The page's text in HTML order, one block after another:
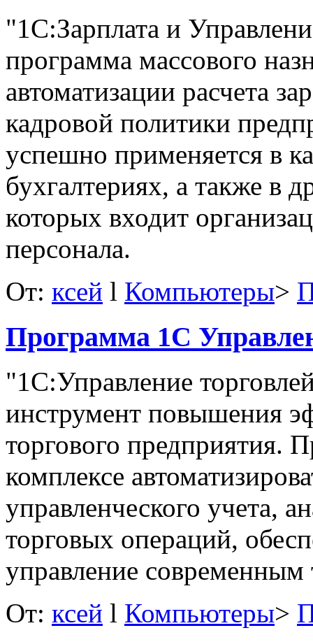
"1С:Зарплата и
программа массового
автоматизации расчета
кадровой политики
успешно применяется в
бухгалтериях, а также в
которых входит
персонала.
От: ксей l Компьютеры>
Программа 1С
"1С:Управление
инструмент повышения
торгового предприятия.
комплексе
управленческого учета,
торговых операций,
управление
От: ксей l Компьютеры>